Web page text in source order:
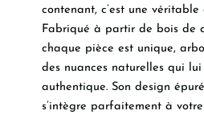
contenant, c’est une
Fabriqué à partir de bois de
chaque pièce est unique,
des nuances naturelles qui
authentique. Son design
s’intègre parfaitement à